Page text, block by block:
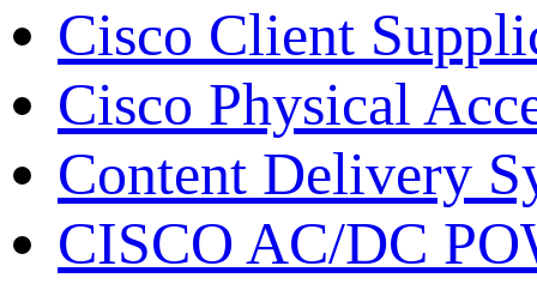
Cisco Client
Cisco Physical
Content Delivery
CISCO AC/DC